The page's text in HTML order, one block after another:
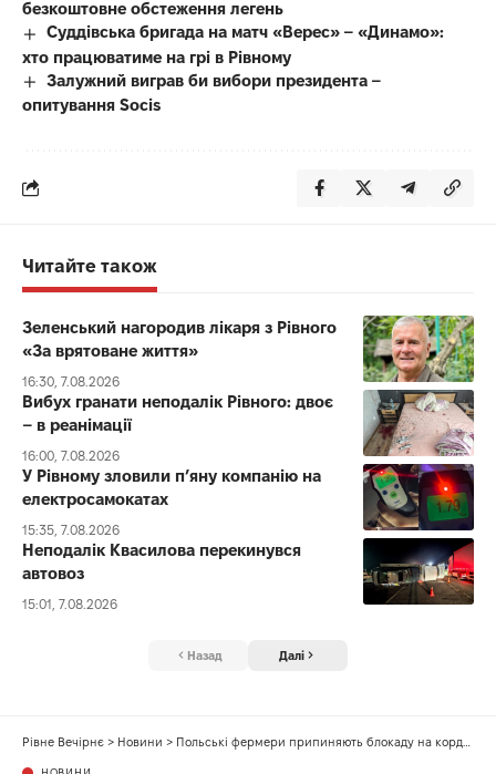
безкоштовне обстеження легень
Суддівська бригада на матч «Верес» – «Динамо»:
хто працюватиме на грі в Рівному
Залужний виграв би вибори президента –
опитування Socis
Читайте також
Зеленський нагородив лікаря з Рівного
«За врятоване життя»
16:30, 7.08.2026
Вибух гранати неподалік Рівного: двоє
– в реанімації
16:00, 7.08.2026
У Рівному зловили п’яну компанію на
електросамокатах
15:35, 7.08.2026
Неподалік Квасилова перекинувся
автовоз
15:01, 7.08.2026
Назад Далі
Рівне Вечірнє > Новини > Польські фермери припиняють блокаду на кордоні з Україною – уряд Польщі підписав з ними угоду